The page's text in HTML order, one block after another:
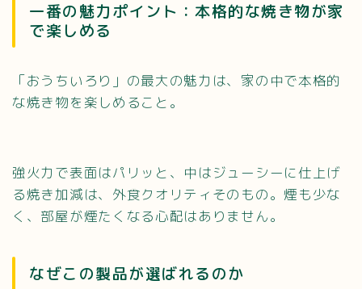
一番の魅力ポイント：本格的な焼き物が家
で楽しめる
「おうちいろり」の最大の魅力は、家の中で本格的
な焼き物を楽しめること。
強火力で表面はパリッと、中はジューシーに仕上げ
る焼き加減は、外食クオリティそのもの。煙も少な
く、部屋が煙たくなる心配はありません。
なぜこの製品が選ばれるのか